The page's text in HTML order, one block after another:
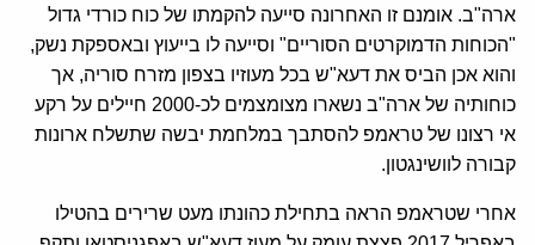
ארה"ב. אומנם זו האחרונה סייעה להקמתו של כוח כורדי גדול
"הכוחות הדמוקרטים הסוריים" וסייעה לו בייעוץ ובאספקת נשק,
והוא אכן הביס את דעא"ש בכל מעוזיו בצפון מזרח סוריה, אך
כוחותיה של ארה"ב נשארו מצומצמים לכ-2000 חיילים על רקע
אי רצונו של טראמפ להסתבך במלחמת יבשה שתשלח ארונות
קבורה לוושינגטון.
אחרי שטראמפ הראה בתחילת כהונתו מעט שרירים בהטילו